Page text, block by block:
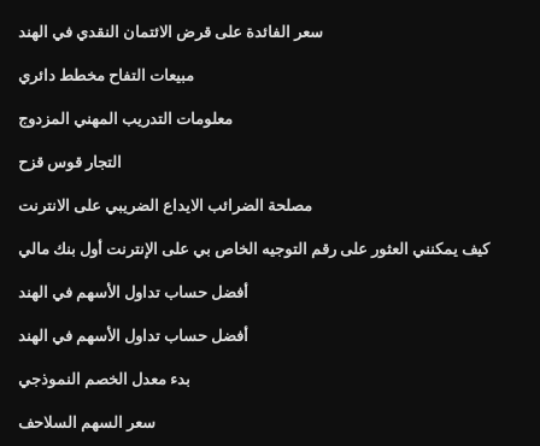
سعر الفائدة على قرض الائتمان النقدي في الهند
مبيعات التفاح مخطط دائري
معلومات التدريب المهني المزدوج
التجار قوس قزح
مصلحة الضرائب الايداع الضريبي على الانترنت
كيف يمكنني العثور على رقم التوجيه الخاص بي على الإنترنت أول بنك مالي
أفضل حساب تداول الأسهم في الهند
أفضل حساب تداول الأسهم في الهند
بدء معدل الخصم النموذجي
سعر السهم السلاحف